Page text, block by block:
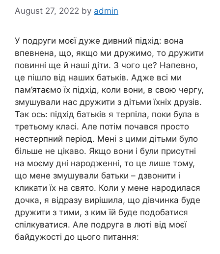
August 27, 2022 by admin
У подруги моєї дуже дивний підхід: вона
впевнена, що, якщо ми дружимо, то дружити
повинні ще й наші діти. З чого це? Напевно,
це пішло від наших батьків. Адже всі ми
пам’ятаємо їх підхід, коли вони, в свою чергу,
змушували нас дружити з дітьми їхніх друзів.
Так ось: підхід батьків я терпіла, поки була в
третьому класі. Але потім почався просто
нестерпний період. Мені з цими дітьми було
більше не цікаво. Якщо вони і були присутні
на моєму дні народженні, то це лише тому,
що мене змушували батьки – дзвонити і
кликати їх на свято. Коли у мене народилася
дочка, я відразу вирішила, що дівчинка буде
дружити з тими, з ким їй буде подобатися
спілкуватися. Але подруга в люті від моєї
байдужості до цього питання: